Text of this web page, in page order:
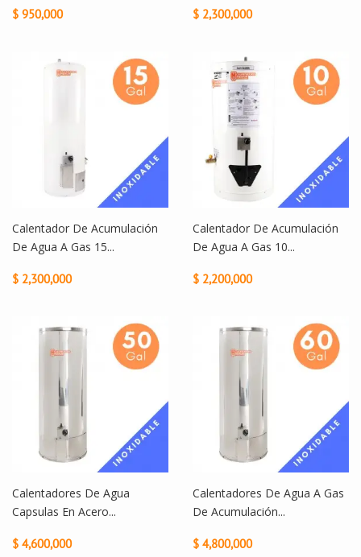
$ 950,000 $ 2,300,000
Calentador De Acumulación
De Agua A Gas 15...
$ 2,300,000
Calentador De Acumulación
De Agua A Gas 10...
$ 2,200,000
Calentadores De Agua
Capsulas En Acero...
$ 4,600,000
Calentadores De Agua A Gas
De Acumulación...
$ 4,800,000